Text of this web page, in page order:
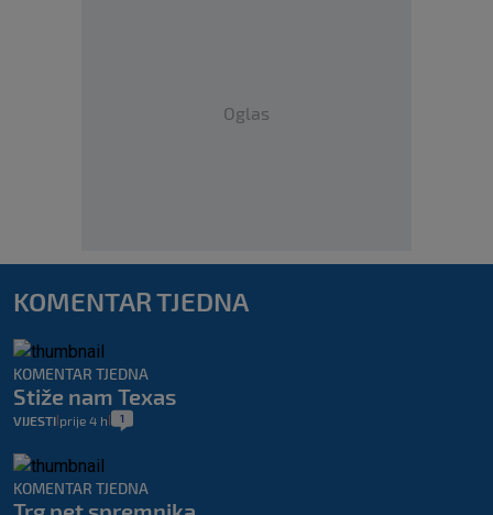
Oglas
KOMENTAR TJEDNA
KOMENTAR TJEDNA
Stiže nam Texas
VIJESTI prije 4 h 1
KOMENTAR TJEDNA